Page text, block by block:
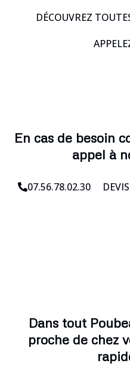
DÉCOUVREZ
En cas de besoin
appel à
07.56.78.02.30
Dans tout
proche de chez